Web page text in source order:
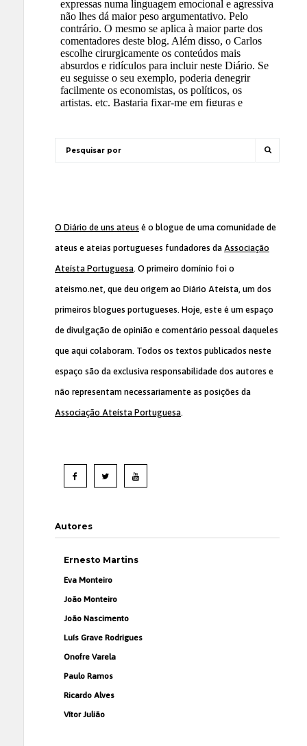
O Diário de uns ateus é o blogue de uma comunidade de
ateus e ateias portugueses fundadores da Associação
Ateísta Portuguesa. O primeiro domínio foi o
ateismo.net, que deu origem ao Diário Ateísta, um dos
primeiros blogues portugueses. Hoje, este é um espaço
de divulgação de opinião e comentário pessoal daqueles
que aqui colaboram. Todos os textos publicados neste
espaço são da exclusiva responsabilidade dos autores e
não representam necessariamente as posições da
Associação Ateísta Portuguesa.
Autores
Ernesto Martins
Eva Monteiro
João Monteiro
João Nascimento
Luís Grave Rodrigues
Onofre Varela
Paulo Ramos
Ricardo Alves
Vítor Julião